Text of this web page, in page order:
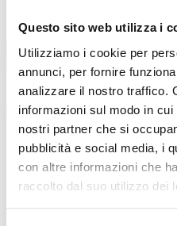
Questo sito web utilizza i
Utilizziamo i cookie per
annunci, per fornire
analizzare il nostro traffico.
informazioni sul modo in
nostri partner che si
pubblicità e social media, i
con altre informazioni che
raccolto dal suo utilizzo dei
Info e Contatti
Cerca
per:
Gianni Roncagli
2 Giugno 1931 - 2 Novembre 2021